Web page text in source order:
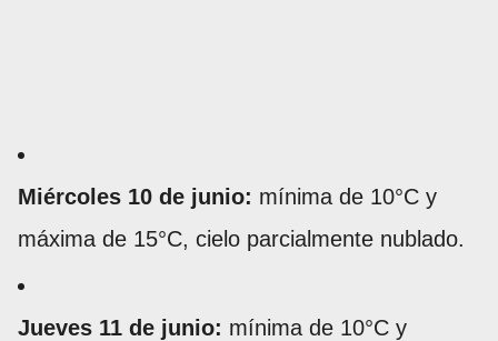
Miércoles 10 de junio: mínima de 10°C y
máxima de 15°C, cielo parcialmente nublado.
Jueves 11 de junio: mínima de 10°C y